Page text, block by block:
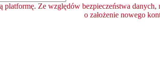
platformę. Ze względów bezpieczeństwa
o założenie nowego